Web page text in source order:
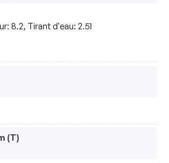
8.2, Tirant d'eau: 2.51
(T)